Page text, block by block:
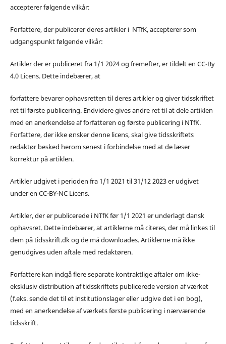
accepterer følgende vilkår:
Forfattere, der publicerer deres artikler i NTfK, accepterer som
udgangspunkt følgende vilkår:
Artikler der er publiceret fra 1/1 2024 og fremefter, er tildelt en CC-By
4.0 Licens. Dette indebærer, at
forfattere bevarer ophavsretten til deres artikler og giver tidsskriftet
ret til første publicering. Endvidere gives andre ret til at dele artiklen
med en anerkendelse af forfatteren og første publicering i NTfK.
Forfattere, der ikke ønsker denne licens, skal give tidsskriftets
redaktør besked herom senest i forbindelse med at de læser
korrektur på artiklen.
Artikler udgivet i perioden fra 1/1 2021 til 31/12 2023 er udgivet
under en CC-BY-NC Licens.
Artikler, der er publicerede i NTfK før 1/1 2021 er underlagt dansk
ophavsret. Dette indebærer, at artiklerne må citeres, der må linkes til
dem på tidsskrift.dk og de må downloades. Artiklerne må ikke
genudgives uden aftale med redaktøren.
Forfattere kan indgå flere separate kontraktlige aftaler om ikke-
eksklusiv distribution af tidsskriftets publicerede version af værket
(f.eks. sende det til et institutionslager eller udgive det i en bog),
med en anerkendelse af værkets første publicering i nærværende
tidsskrift.